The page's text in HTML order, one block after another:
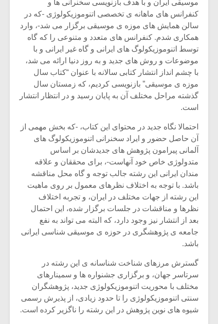
موسیقی ایران و با هدف بازنویسی سخنرانی ها و
کنفرانس های ماهانه ی تخصصی اتنوموزیکولوژی -که در
سالن همایش های موزه ی موسیقی برگزار می شد-، وارد
همکاری شدم. کنفرانس های متعدد و متنوعی را که گاه
توسط اتنوموزیکولوگ های ایرانی و گاه غیر ایرانی و با
موضوعات و روش های جدید و به روز دنیا ارائه می شد،
با چشم انداز انتشار کتابی سالانه با عنوان “کتاب سال
موزه ی موسیقی” بازنویسی کردیم، که زمستان سال
گذشته مراحل مختلف آن به پایان رسید و در انتظار انتشار
است.
احتمالا نگاه جدید در محتوای این کتاب، -که بخش مهمی از
آن حاصل حضور و ایراد سخنرانی اتنوموزیکولوگ های
آلمانی پیرامون پژوهش های جدیدشان بر اساس
متدولوژی خاص خود آنهاست-، برای محققان و علاقه
مندان ایرانی این رشته جالب توجه و گاه محل مناقشه
باشد. با توجه به اختلاف نظرهای معمول بر روی ماهیت
این رشته از جهات مختلف در ایران، و تجربه اختلاف
نظرها و مناقشات در جلسات برگزار شده، این احتمال
بعد از انتشار نیز وجود دارد، که البته می تواند به نفع
جامعه ی پژوهشگری در حوزه ی موسیقی شناسی ایرانی
باشد.
گسترش مرزهای شناخت شناسانه ی این رشته در
سرتاسر جهان، و برگزاری جشنواره ها و سمینارهای
مختلف با محوریت اتنوموزیکولوژی جدید، پژوهشگران
سنتی اتنوموزیکولوژی را تا حدود زیادی، از پذیرش رسمی
شیوه های نوین پژوهش در این رشته را ناگزیر کرده است.
میکلوش روژا
یادداشتی بر موسیقی
متن فیلم «متری
اگر نمی توانی
مشهورترین باشی،
بدنام ترین باش
موسیقی